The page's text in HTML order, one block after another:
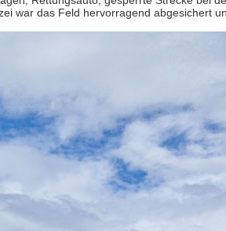
war das Feld hervorragend abgesichert